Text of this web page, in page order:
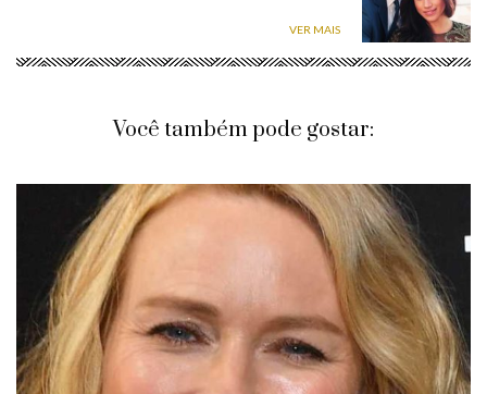
VER MAIS
Você também pode gostar: